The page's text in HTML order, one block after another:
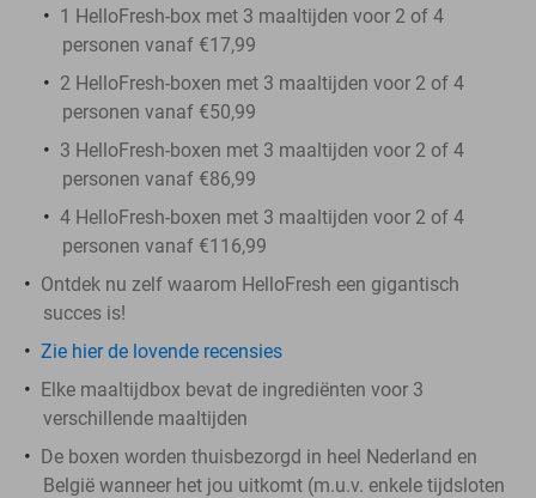
1 HelloFresh-box met 3 maaltijden voor 2 of 4
personen vanaf €17,99
2 HelloFresh-boxen met 3 maaltijden voor 2 of 4
personen vanaf €50,99
3 HelloFresh-boxen met 3 maaltijden voor 2 of 4
personen vanaf €86,99
4 HelloFresh-boxen met 3 maaltijden voor 2 of 4
personen vanaf €116,99
Ontdek nu zelf waarom HelloFresh een gigantisch
succes is!
Zie hier de lovende recensies
Elke maaltijdbox bevat de ingrediënten voor 3
verschillende maaltijden
De boxen worden thuisbezorgd in heel Nederland en
België wanneer het jou uitkomt (m.u.v. enkele tijdsloten